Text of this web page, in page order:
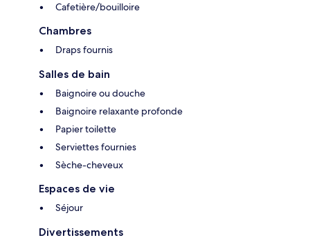
Cafetière/bouilloire
Chambres
Draps fournis
Salles de bain
Baignoire ou douche
Baignoire relaxante profonde
Papier toilette
Serviettes fournies
Sèche-cheveux
Espaces de vie
Séjour
Divertissements